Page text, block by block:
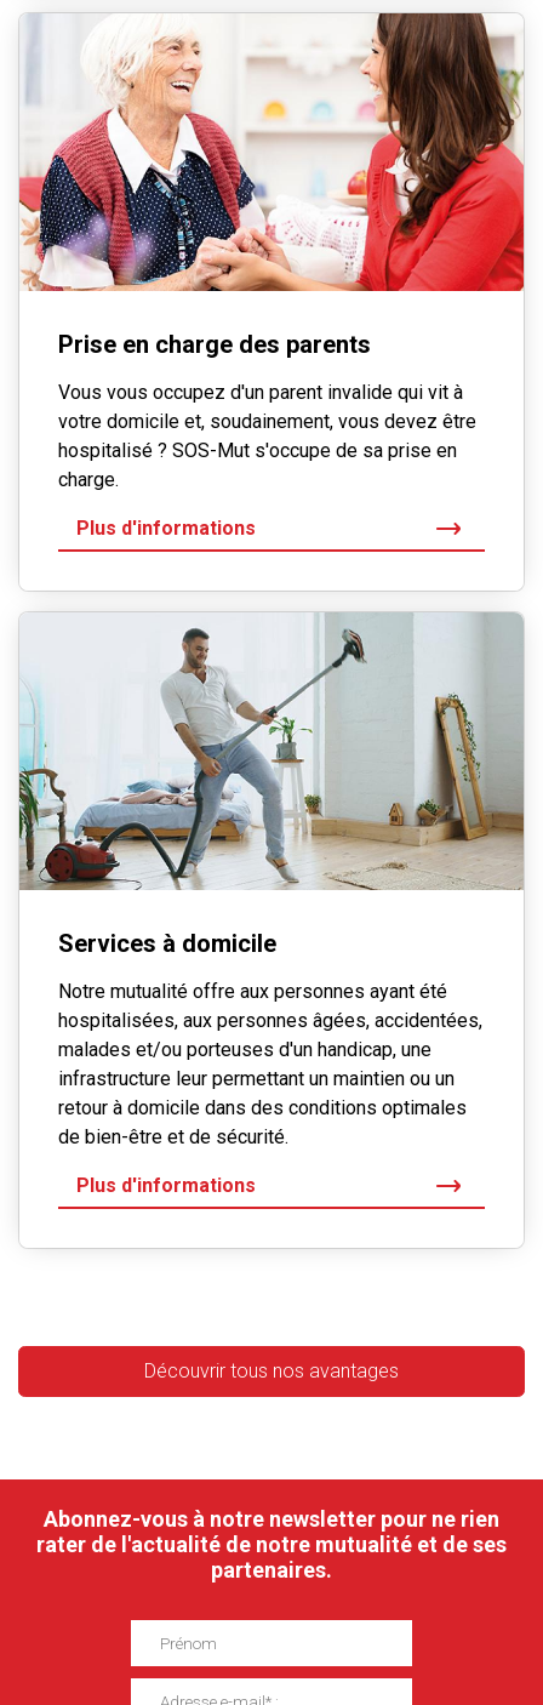
Prise en charge des parents
Vous vous occupez d'un parent invalide qui vit à
votre domicile et, soudainement, vous devez être
hospitalisé ? SOS-Mut s'occupe de sa prise en
charge.
Plus d'informations
Services à domicile
Notre mutualité offre aux personnes ayant été
hospitalisées, aux personnes âgées, accidentées,
malades et/ou porteuses d'un handicap, une
infrastructure leur permettant un maintien ou un
retour à domicile dans des conditions optimales
de bien-être et de sécurité.
Plus d'informations
Découvrir tous nos avantages
Abonnez-vous à notre newsletter pour ne rien
rater de l'actualité de notre mutualité et de ses
partenaires.